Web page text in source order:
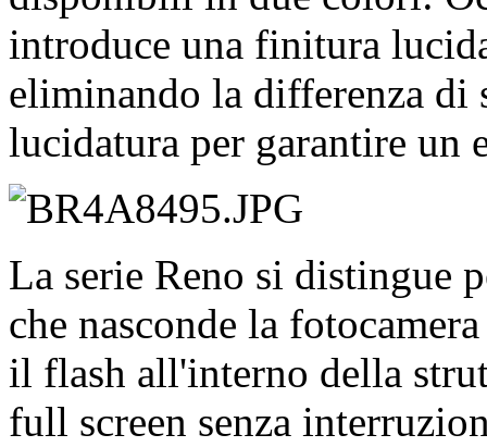
introduce una finitura
eliminando la differenza di
lucidatura per garantire un
La serie Reno si distingue
che nasconde la
il flash all'interno della
full screen senza